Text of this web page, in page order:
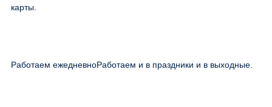
карты.
Работаем ежедневноРаботаем и в праздники и в выходные.